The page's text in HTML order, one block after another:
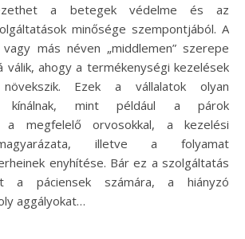
a betegek védelme és az
minősége szempontjából. A
más néven „middlemen” szerepe
válik, ahogy a termékenységi kezelések
Ezek a vállalatok olyan
kínálnak, mint például a párok
a megfelelő orvosokkal, a kezelési
illetve a folyamat
enyhítése. Bár ez a szolgáltatás
a páciensek számára, a hiányzó
aggályokat…